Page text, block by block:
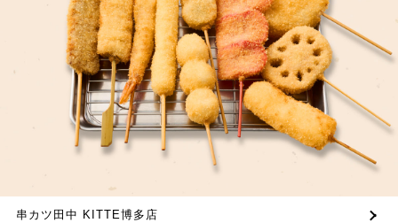
串カツ田中 KITTE博多店